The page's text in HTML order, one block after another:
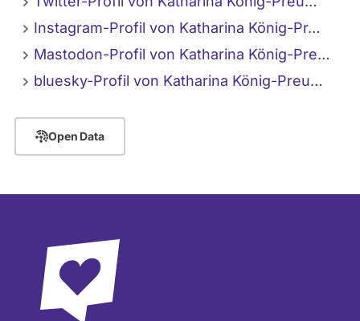
Engagiert bin ich in mehreren
antifaschistischen und antirassistischen
Vereinen und Initiativen.
Instagram-Profil von Katharina König-Pr…
Mastodon-Profil von Katharina König-Pre…
bluesky-Profil von Katharina König-Preu…
Open Data